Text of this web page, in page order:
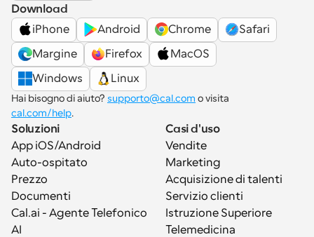
Download
iPhone
Android Chrome
Safari
Margine
Firefox
MacOS
Windows
Linux
Hai bisogno di aiuto? supporto@cal.com
cal.com/help.
Soluzioni
App iOS/Android
Auto-ospitato
Prezzo
Documenti
Cal.ai - Agente Telefonico
AI
Casi d'uso
Vendite
Marketing
Acquisizione di talenti
Servizio clienti
Istruzione Superiore
Telemedicina